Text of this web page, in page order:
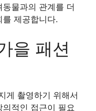
물과의 관계를 더
제공합니다.
을 패션
게 촬영하기 위해서
적인 접근이 필요